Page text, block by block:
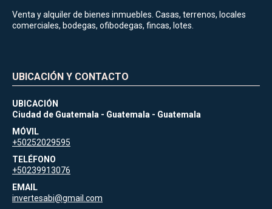
Venta y alquiler de bienes inmuebles. Casas, terrenos, locales
comerciales, bodegas, ofibodegas, fincas, lotes.
UBICACIÓN Y CONTACTO
UBICACIÓN
Ciudad de Guatemala - Guatemala - Guatemala
MÓVIL
+50252029595
TELÉFONO
+50239913076
EMAIL
invertesabi@gmail.com